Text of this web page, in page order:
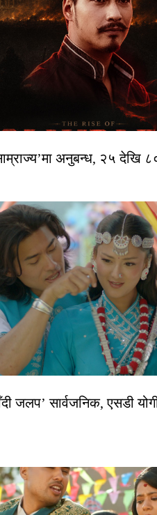
अनुबन्ध, २५ देखि
जलप’ सार्वजनिक, एसडी